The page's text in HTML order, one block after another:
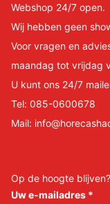
Webshop 24/7 open.
Wij hebben geen
Voor vragen en
maandag tot vrijdag
U kunt ons 24/7
Tel: 085-0600678
Mail:
Op de hoogte blijven?
Uw e-mailadres *